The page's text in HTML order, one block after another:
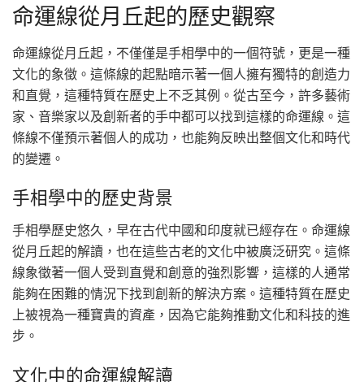
命運線從月丘起的歷史觀察
命運線從月丘起，不僅僅是手相學中的一個符號，更是一種
文化的象徵。這條線的起點暗示著一個人擁有獨特的創造力
和直覺，這種特質在歷史上不乏其例。從古至今，許多藝術
家、音樂家以及創新者的手中都可以找到這樣的命運線。這
條線不僅預示著個人的成功，也能夠反映出整個文化和時代
的變遷。
手相學中的歷史背景
手相學歷史悠久，早在古代中國和印度就已經存在。命運線
從月丘起的解讀，也在這些古老的文化中被廣泛研究。這條
線象徵著一個人受到直覺和創意的強烈影響，這樣的人通常
能夠在困難的情況下找到創新的解決方案。這種特質在歷史
上被視為一種寶貴的資產，因為它能夠推動文化和科技的進
步。
文化中的命運線解讀